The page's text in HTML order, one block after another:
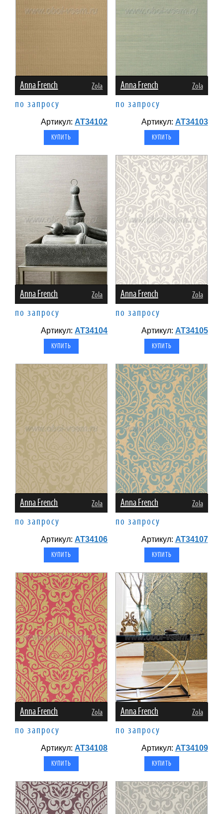
Anna French Zola
по запросу
Артикул: AT34102
Anna French Zola
по запросу
Артикул: AT34103
Anna French Zola
по запросу
Артикул: AT34104
Anna French Zola
по запросу
Артикул: AT34105
Anna French Zola
по запросу
Артикул: AT34106
Anna French Zola
по запросу
Артикул: AT34107
Anna French Zola
по запросу
Артикул: AT34108
Anna French Zola
по запросу
Артикул: AT34109